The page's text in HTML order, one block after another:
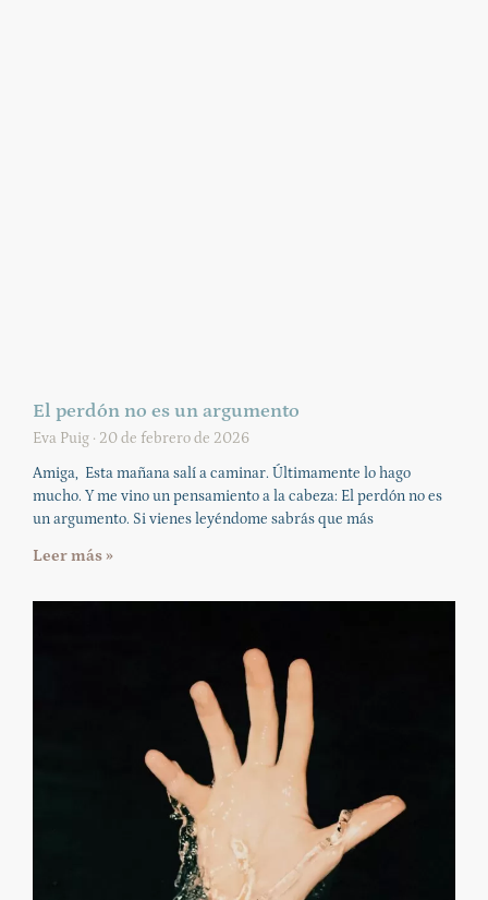
El perdón no es un argumento
Eva Puig
20 de febrero de 2026
Amiga, Esta mañana salí a caminar. Últimamente lo hago
mucho. Y me vino un pensamiento a la cabeza: El perdón no es
un argumento. Si vienes leyéndome sabrás que más
Leer más »